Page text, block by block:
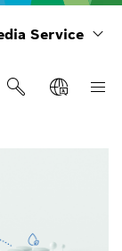
Service